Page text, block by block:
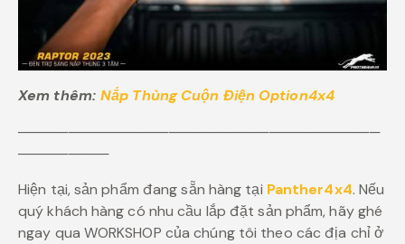
Xem thêm: Nắp Thùng Cuộn Điện Option4x4
────────────────────────────────────
─────────
Hiện tại, sản phẩm đang sẵn hàng tại Panther4x4. Nếu
quý khách hàng có nhu cầu lắp đặt sản phẩm, hãy ghé
ngay qua WORKSHOP của chúng tôi theo các địa chỉ ở